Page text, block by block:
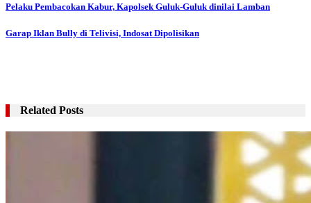
Navigasi
pos
Pelaku Pembacokan Kabur, Kapolsek Guluk-Guluk dinilai Lamban
Garap Iklan Bully di Telivisi, Indosat Dipolisikan
Related Posts